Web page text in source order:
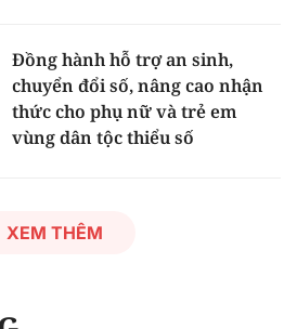
Đồng hành hỗ trợ an sinh,
chuyển đổi số, nâng cao nhận
thức cho phụ nữ và trẻ em
vùng dân tộc thiểu số
XEM THÊM